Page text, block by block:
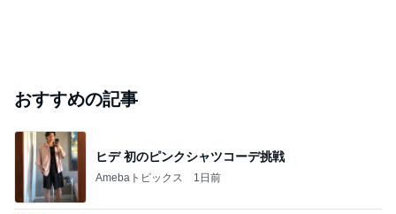
おすすめの記事
ヒデ 初のピンクシャツコーデ挑戦
Amebaトピックス 1日前